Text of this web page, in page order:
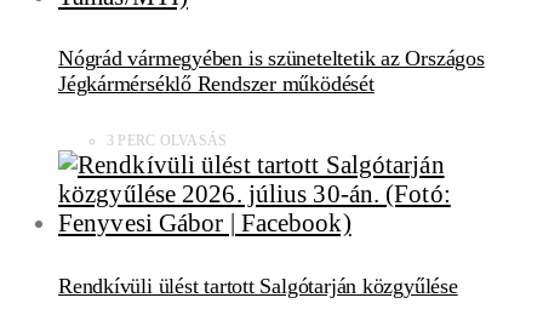
Nógrád vármegyében is szüneteltetik az Országos
Jégkármérséklő Rendszer működését
3 PERC OLVASÁS
Rendkívüli ülést tartott Salgótarján közgyűlése